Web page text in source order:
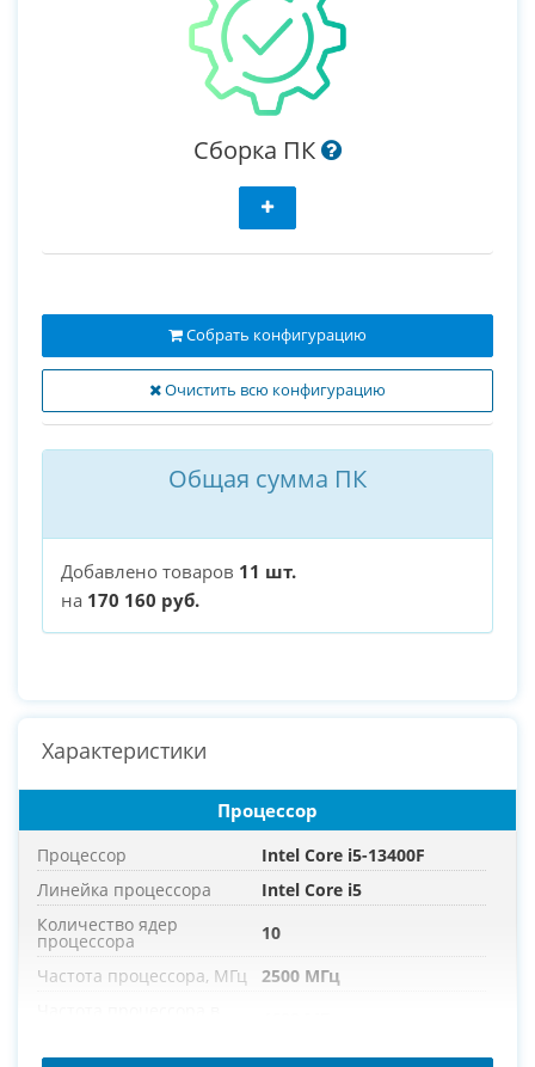
Сборка ПК
Очистить всю конфигурацию
Собрать конфигурацию
Общая сумма ПК
Добавлено товаров 11 шт.
на 170 160 руб.
Характеристики
Процессор
Процессор
Intel Core i5-13400F
Линейка процессора
Intel Core i5
Количество ядер
процессора
10
Частота процессора, МГц
2500 МГц